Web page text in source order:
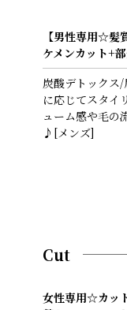
【男性専用☆髪
ケメンカット+
炭酸デトックス
に応じてスタイ
ューム感や毛の
♪[メンズ]
Cut
女性専用☆カッ